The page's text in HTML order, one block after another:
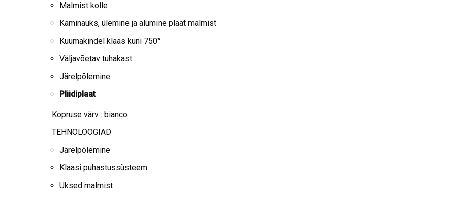
Malmist kolle
Kaminauks, ülemine ja alumine plaat malmist
Kuumakindel klaas kuni 750°
Väljavõetav tuhakast
Järelpõlemine
Pliidiplaat
Kopruse värv : bianco
TEHNOLOOGIAD
Järelpõlemine
Klaasi puhastussüsteem
Uksed malmist